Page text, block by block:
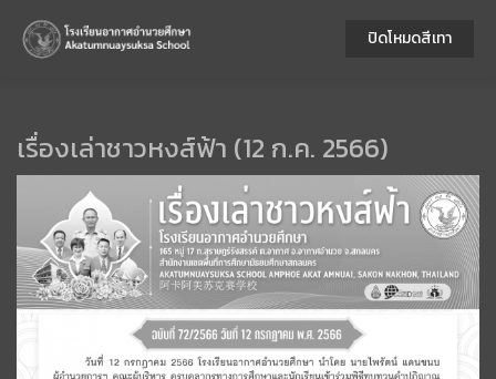
เรื่องเล่าชาวหงส์ฟ้า (12 ก.ค. 2566)
ปิดโหมดสีเทา